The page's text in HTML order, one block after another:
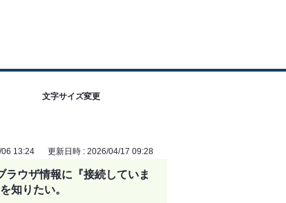
文字サイズ変更
13:24 更新日時 : 2026/04/17 09:28
ウザ情報に『接続していま
知りたい。